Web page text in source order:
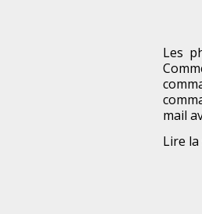
Les
mail
Lire la